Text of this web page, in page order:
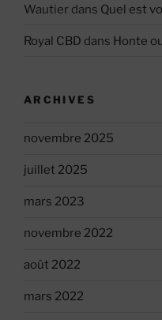
Wautier dans Quel est
Royal CBD dans Honte
ARCHIVES
novembre 2025
juillet 2025
mars 2023
novembre 2022
août 2022
mars 2022